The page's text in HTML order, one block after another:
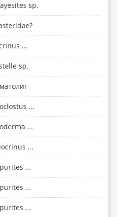
sp.
...
sp.
...
...
...
...
...
...